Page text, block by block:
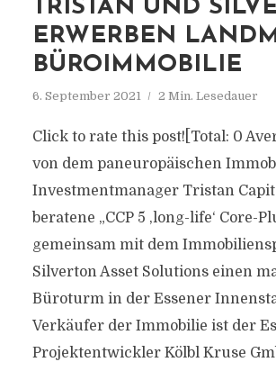
TRISTAN UND
ERWERBEN
BÜROIMMOBILIE
6. September 2021 2 Min. Lesedauer
Click to rate this post![Total: 0
von dem paneuropäischen
Investmentmanager Tristan
beratene „CCP 5 ,long-life‘ Core-
gemeinsam mit dem
Silverton Asset Solutions einen
Büroturm in der Essener
Verkäufer der Immobilie ist der
Projektentwickler Kölbl Kruse